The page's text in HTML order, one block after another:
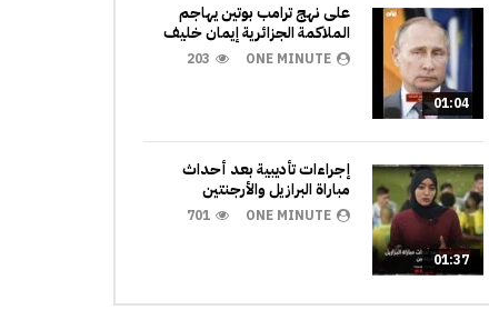
01:04
على نهج ترامب بوتين يهاجم
الملاكمة الجزائرية إيمان خليف
ONE MINUTE
203
01:37
إجراءات تأديبية بعد أحداث
مباراة البرازيل والأرجنتين
ONE MINUTE
701